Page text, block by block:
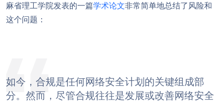
麻省理工学院发表的一篇学术论文非常简单地总结了风险和
这个问题：
如今，合规是任何网络安全计划的关键组成部
分。然而，尽管合规往往是发展或改善网络安全